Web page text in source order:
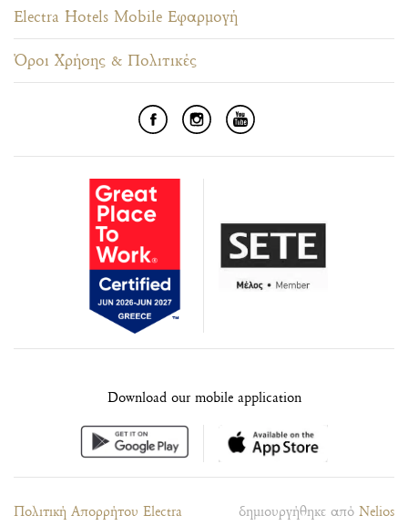
Electra Hotels Mobile Εφαρμογή
Όροι Χρήσης & Πολιτικές
Download our mobile application
Πολιτική Απορρήτου Electra δημιουργήθηκε από Nelios